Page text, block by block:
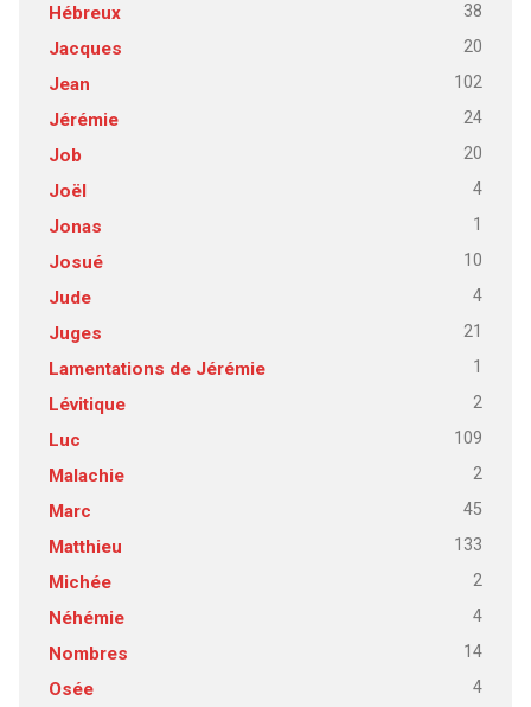
Hébreux 38
Jacques 20
Jean 102
Jérémie 24
Job 20
Joël 4
Jonas 1
Josué 10
Jude 4
Juges 21
Lamentations de Jérémie 1
Lévitique 2
Luc 109
Malachie 2
Marc 45
Matthieu 133
Michée 2
Néhémie 4
Nombres 14
Osée 4